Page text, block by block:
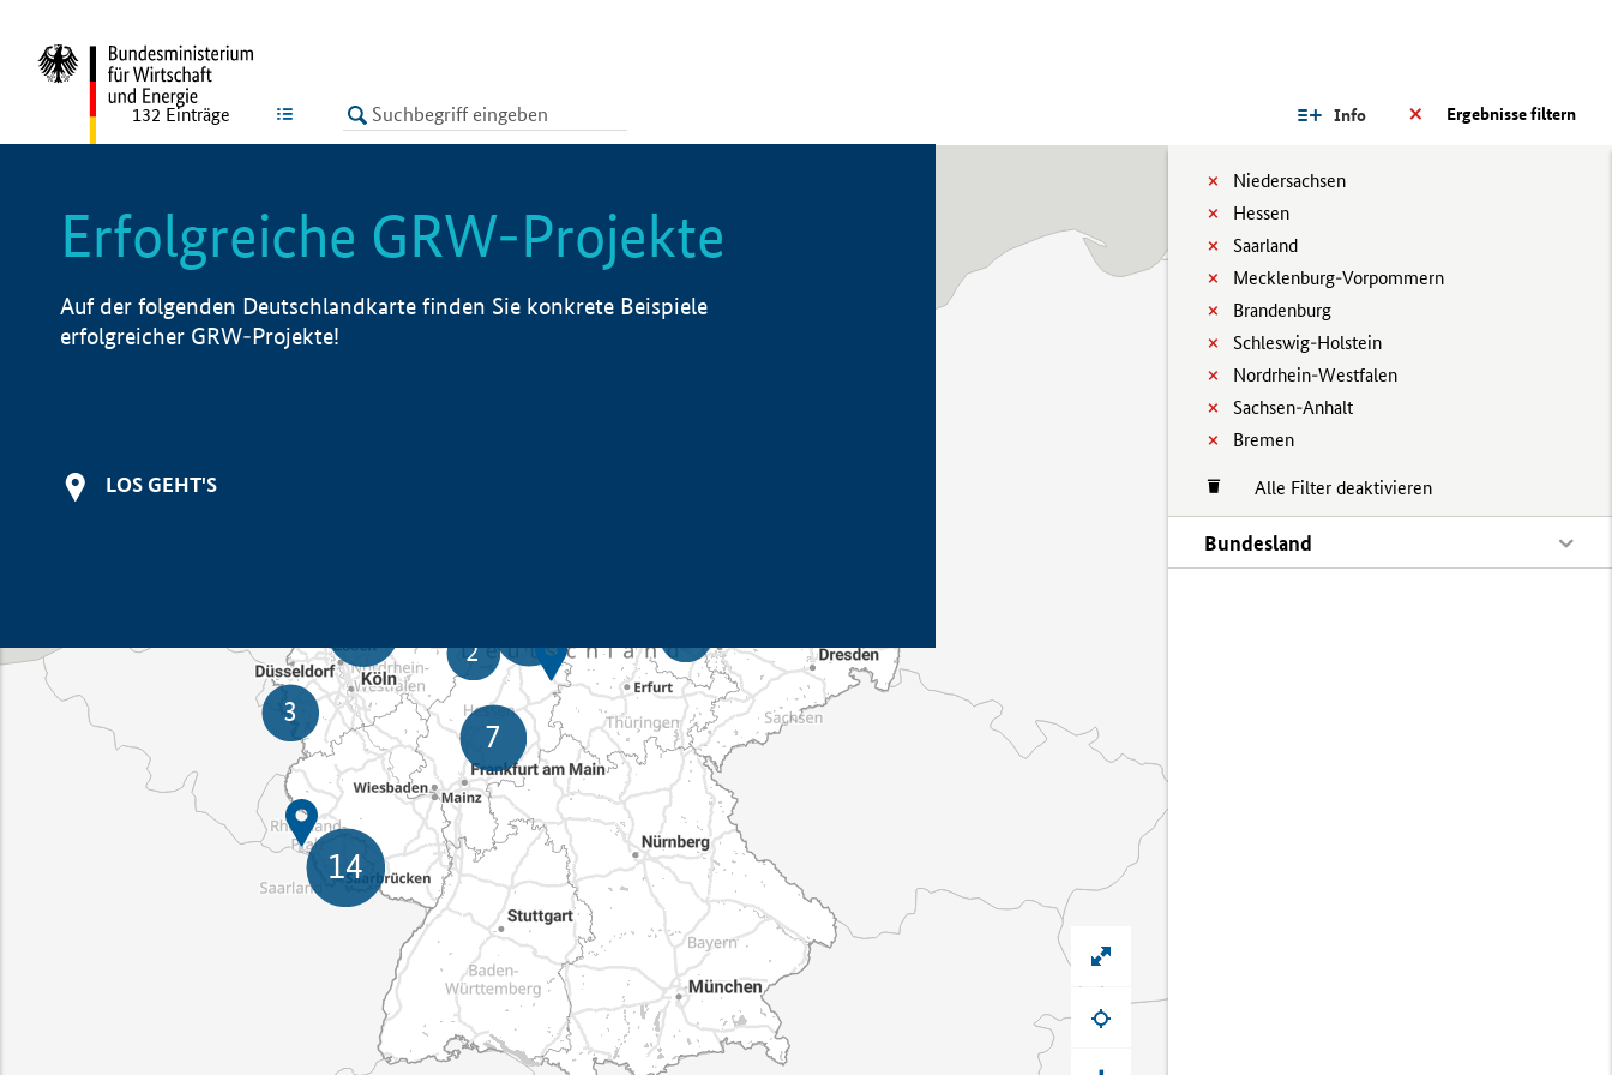
LISTE Ergebnisse filtern
Info
Niedersachsen
Hessen
Saarland
Mecklenburg-Vorpommern
Brandenburg
Schleswig-Holstein
Nordrhein-Westfalen
Sachsen-Anhalt
Bremen
Alle Filter deaktivieren
Bundesland
132 Einträge
Erfolgreiche GRW-Projekte
Auf der folgenden Deutschlandkarte finden Sie konkrete Beispiele
erfolgreicher GRW-Projekte!
LOS GEHT'S